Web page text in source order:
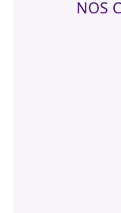
NOS